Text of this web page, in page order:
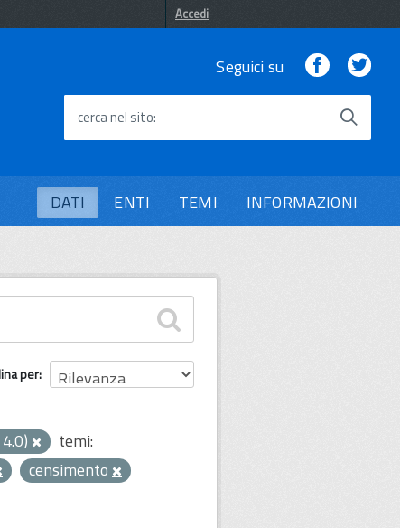
Accedi
Seguici su Facebook
cerca nel sito
DATI ENTI TEMI INFORMAZIONI
per
temi:
censimento